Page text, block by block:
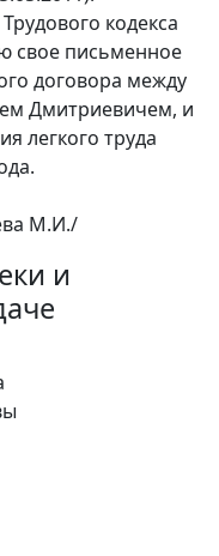
кодекса
свое письменное
договора между
Дмитриевичем, и
легкого труда
М.И./
и